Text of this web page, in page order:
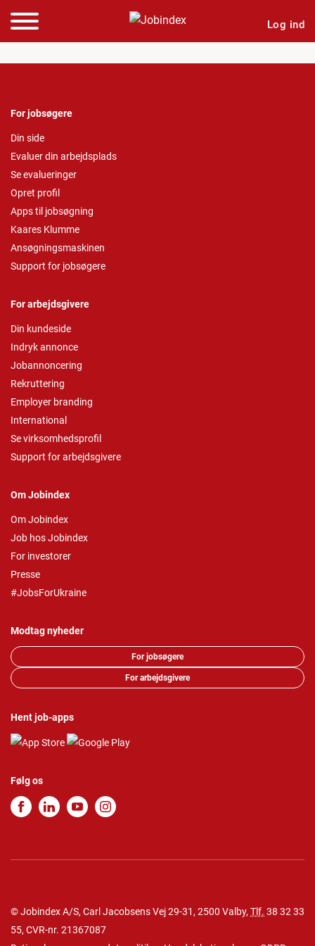
Log ind
For jobsøgere
Din side
Evaluer din arbejdsplads
Se evalueringer
Opret profil
Apps til jobsøgning
Kaares Klumme
Ansøgningsmaskinen
Support for jobsøgere
For arbejdsgivere
Din kundeside
Indryk annonce
Jobannoncering
Rekruttering
Employer branding
International
Se virksomhedsprofil
Support for arbejdsgivere
Om Jobindex
Om Jobindex
Job hos Jobindex
For investorer
Presse
#JobsForUkraine
Modtag nyheder
For jobsøgere
For arbejdsgivere
Hent job-apps
Følg os
© Jobindex A/S, Carl Jacobsens Vej 29-31, 2500 Valby, Tlf. 38 32 33
55, CVR-nr. 21367087